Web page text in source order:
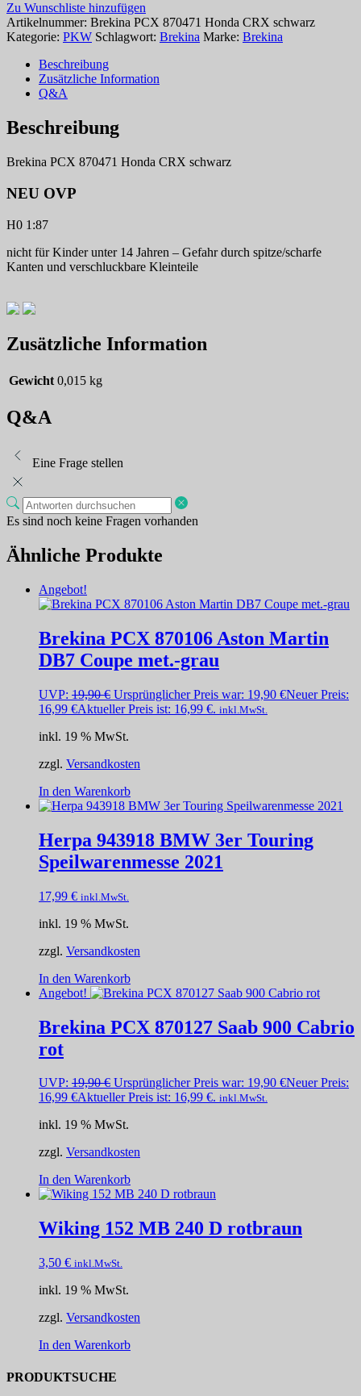
Zu Wunschliste hinzufügen
Artikelnummer: Brekina PCX 870471 Honda CRX schwarz
Kategorie: PKW Schlagwort: Brekina Marke: Brekina
Beschreibung
Zusätzliche Information
Q&A
Beschreibung
Brekina PCX 870471 Honda CRX schwarz
NEU OVP
H0 1:87
nicht für Kinder unter 14 Jahren – Gefahr durch spitze/scharfe
Kanten und verschluckbare Kleinteile
Zusätzliche Information
Gewicht 0,015 kg
Q&A
Eine Frage stellen
Es sind noch keine Fragen vorhanden
Ähnliche Produkte
Angebot!
Brekina PCX 870106 Aston Martin
DB7 Coupe met.-grau
UVP: 19,90€ Ursprünglicher Preis war: 19,90 €Neuer Preis:
16,99 €Aktueller Preis ist: 16,99 €. inkl.MwSt.
inkl. 19 % MwSt.
zzgl. Versandkosten
In den Warenkorb
Herpa 943918 BMW 3er Touring
Speilwarenmesse 2021
17,99 € inkl.MwSt.
inkl. 19 % MwSt.
zzgl. Versandkosten
In den Warenkorb
Angebot!
Brekina PCX 870127 Saab 900 Cabrio
rot
UVP: 19,90€ Ursprünglicher Preis war: 19,90 €Neuer Preis:
16,99 €Aktueller Preis ist: 16,99 €. inkl.MwSt.
inkl. 19 % MwSt.
zzgl. Versandkosten
In den Warenkorb
Wiking 152 MB 240 D rotbraun
3,50 € inkl.MwSt.
inkl. 19 % MwSt.
zzgl. Versandkosten
In den Warenkorb
PRODUKTSUCHE